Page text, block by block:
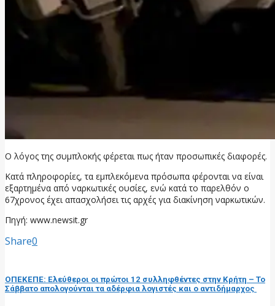
Ο λόγος της συμπλοκής φέρεται πως ήταν προσωπικές διαφορές.
Κατά πληροφορίες, τα εμπλεκόμενα πρόσωπα φέρονται να είναι
εξαρτημένα από ναρκωτικές ουσίες, ενώ κατά το παρελθόν ο
67χρονος έχει απασχολήσει τις αρχές για διακίνηση ναρκωτικών.
Πηγή: www.newsit.gr
Share0
ΟΠΕΚΕΠΕ: Ελεύθεροι οι πρώτοι 12 συλληφθέντες στην Κρήτη – Το
Σάββατο απολογούνται τα αδέρφια λογιστές και ο αντιδήμαρχος